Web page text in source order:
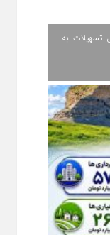
میلیارد ریال تسهیلات به